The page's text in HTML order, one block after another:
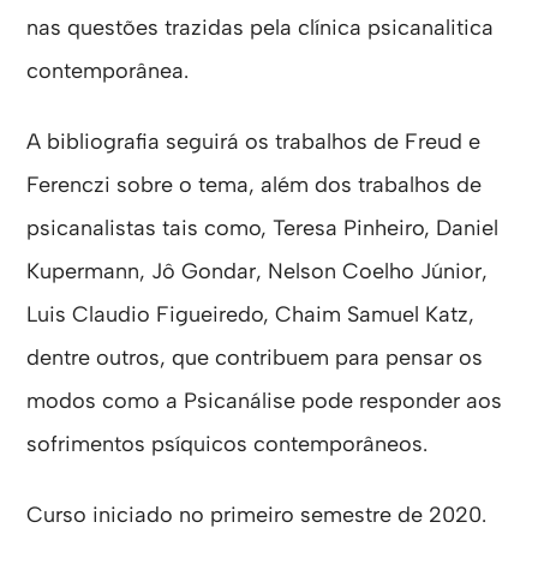
nas questões trazidas pela clínica psicanalitica
contemporânea.
A bibliografia seguirá os trabalhos de Freud e
Ferenczi sobre o tema, além dos trabalhos de
psicanalistas tais como, Teresa Pinheiro, Daniel
Kupermann, Jô Gondar, Nelson Coelho Júnior,
Luis Claudio Figueiredo, Chaim Samuel Katz,
dentre outros, que contribuem para pensar os
modos como a Psicanálise pode responder aos
sofrimentos psíquicos contemporâneos.
Curso iniciado no primeiro semestre de 2020.